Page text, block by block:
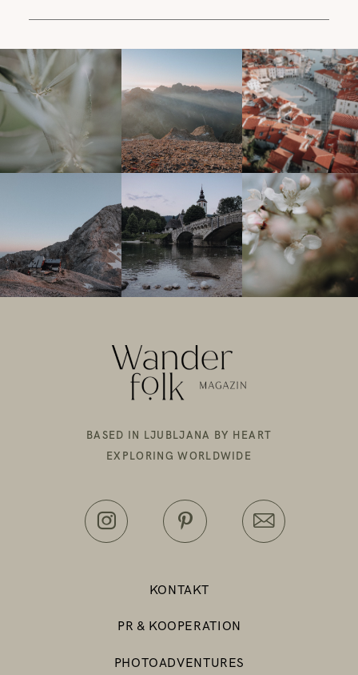
KONTAKT
PR & KOOPERATION
PHOTOADVENTURES
BASED IN LJUBLJANA BY HEART
EXPLORING WORLDWIDE